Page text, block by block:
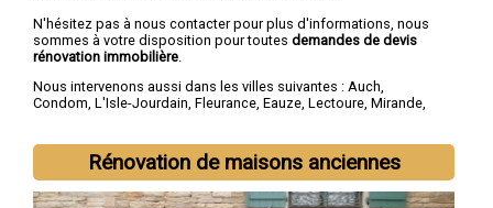
N'hésitez pas à nous contacter pour plus d'informations, nous
sommes à votre disposition pour toutes demandes de devis
rénovation immobilière
Nous intervenons aussi dans les villes suivantes : Auch,
Condom, L'Isle-Jourdain, Fleurance, Eauze, Lectoure, Mirande,
Rénovation de maisons anciennes